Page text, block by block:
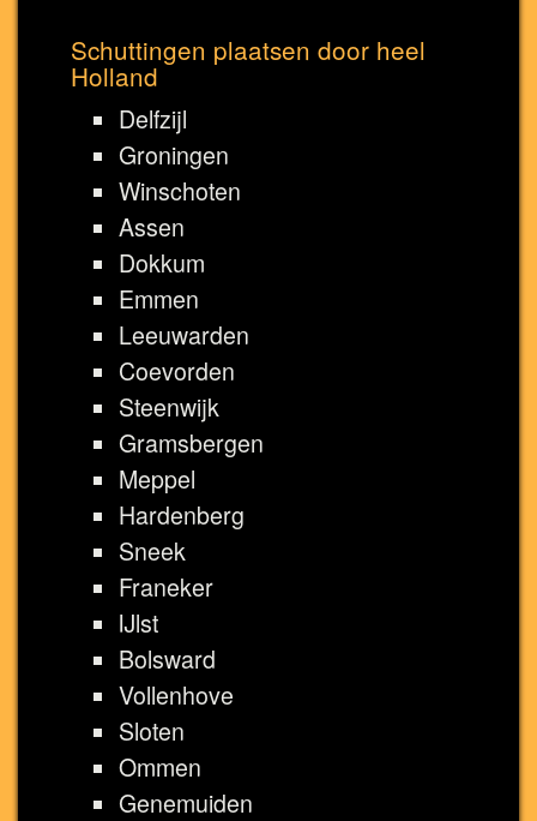
Schuttingen plaatsen door heel
Holland
Delfzijl
Groningen
Winschoten
Assen
Dokkum
Emmen
Leeuwarden
Coevorden
Steenwijk
Gramsbergen
Meppel
Hardenberg
Sneek
Franeker
IJlst
Bolsward
Vollenhove
Sloten
Ommen
Genemuiden